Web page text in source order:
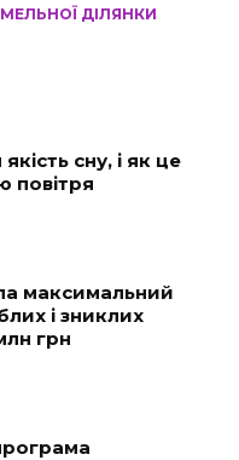
ДІЛЯНКИ
сну, і як це
повітря
максимальний
і зниклих
грн